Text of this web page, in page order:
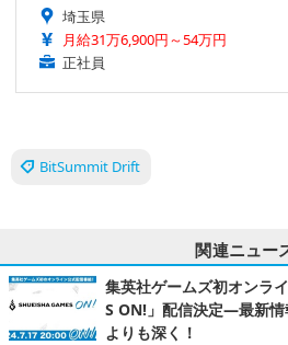
埼玉県
月給31万6,900円～54万円
正社員
BitSummit Drift
関連ニュー
集英社ゲームズ初オンラ
S ON!」配信決定―最新情
よりも深く！